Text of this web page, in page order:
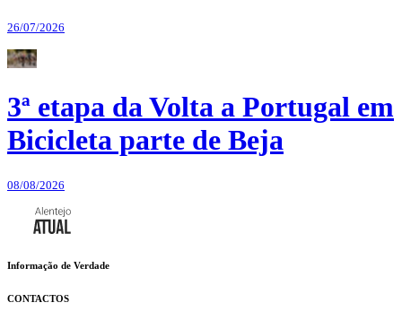
26/07/2026
3ª etapa da Volta a Portugal em
Bicicleta parte de Beja
08/08/2026
Informação de Verdade
CONTACTOS